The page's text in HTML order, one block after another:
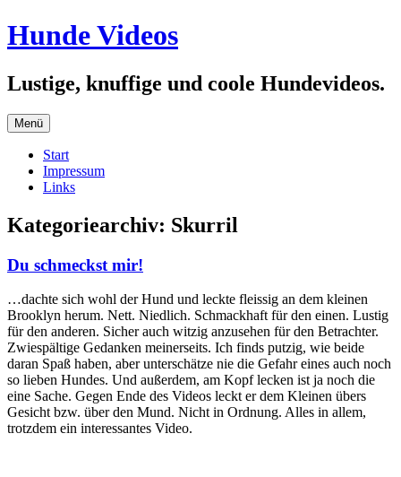
Zum
Inhalt
Hunde Videos
Lustige, knuffige und coole Hundevideos.
Menü
Start
Impressum
Links
Kategoriearchiv: Skurril
Du schmeckst mir!
…dachte sich wohl der Hund und leckte fleissig an dem kleinen
Brooklyn herum. Nett. Niedlich. Schmackhaft für den einen. Lustig
für den anderen. Sicher auch witzig anzusehen für den Betrachter.
Zwiespältige Gedanken meinerseits. Ich finds putzig, wie beide
daran Spaß haben, aber unterschätze nie die Gefahr eines auch noch
so lieben Hundes. Und außerdem, am Kopf lecken ist ja noch die
eine Sache. Gegen Ende des Videos leckt er dem Kleinen übers
Gesicht bzw. über den Mund. Nicht in Ordnung. Alles in allem,
trotzdem ein interessantes Video.